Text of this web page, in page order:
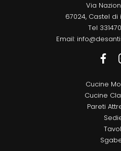
Via
67024, Castel di
Tel
Email:
Cucine
Cucine
Pareti